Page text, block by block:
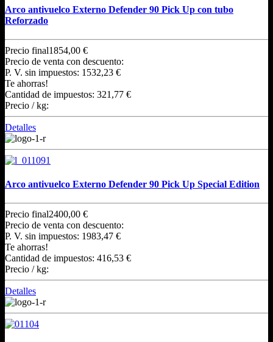
Arco antivuelco Externo Defender 90 Pick Up con tubo
Reforzado
Precio final1854,00 €
Precio de venta con descuento:
P. V. sin impuestos: 1532,23 €
Te ahorras!
Cantidad de impuestos: 321,77 €
Precio / kg:
Detalles
Arco antivuelco Externo Defender 90 Pick Up Special Edition
Precio final2400,00 €
Precio de venta con descuento:
P. V. sin impuestos: 1983,47 €
Te ahorras!
Cantidad de impuestos: 416,53 €
Precio / kg:
Detalles